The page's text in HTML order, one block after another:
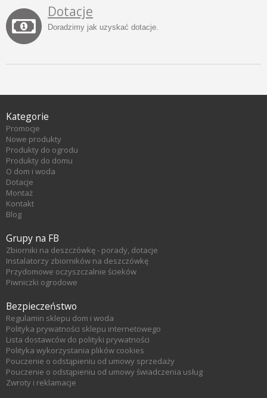
Dotacje
Doradzimy jak uzyskać dotacje.
Kategorie
Promocje
Nowe produkty
Produkty do ogrodu
Produkty do domu
O dom i woda
Dotacje
Montaż
Kontakt
Blog
Grupy na FB
Zbiorniki na deszczówkę - porady, dotacje
Instalatorzy zbiorników na deszczówkę
Przydomowe oczyszczalnie ścieków
Piwniczki ogrodowe
Bezpieczeństwo
Regulamin sklepu dom i woda
Polityka prywatności sklepu internetowego
Lista dostawców do polityki prywatności
Polityka wykorzystania plików cookies
Pouczenie o odstąpieniu od umowy sprzedaży
Pouczenie o odstąpieniu od umowy świadczenia usług
Zwroty i reklamacje